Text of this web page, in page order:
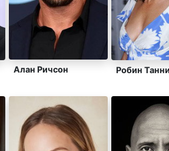
Алан Ричсон Робин